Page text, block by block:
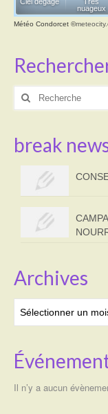
Météo Condorcet ©
Rechercher
break
Archives
Il n’y a aucun